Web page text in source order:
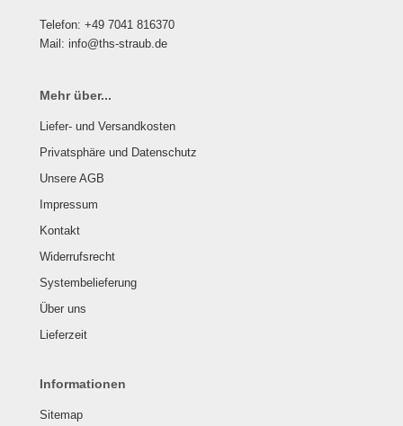
Telefon: +49 7041 816370
Mail: info@ths-straub.de
Mehr über...
Liefer- und Versandkosten
Privatsphäre und Datenschutz
Unsere AGB
Impressum
Kontakt
Widerrufsrecht
Systembelieferung
Über uns
Lieferzeit
Informationen
Sitemap